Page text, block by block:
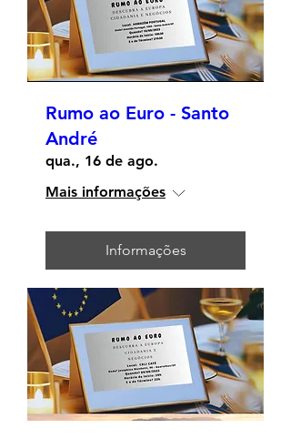
Rumo ao Euro - Santo
André
qua., 16 de ago.
Mais informações
Informações